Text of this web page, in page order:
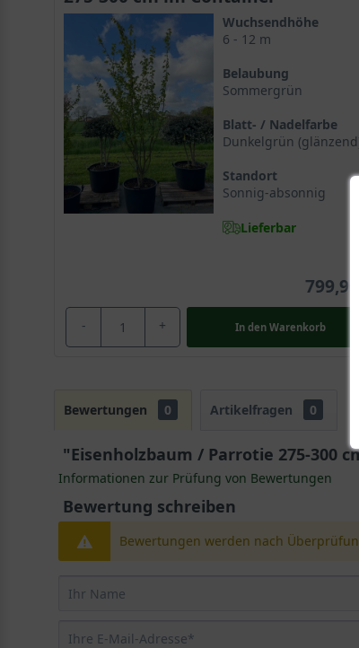
Wuchsendhöhe
6 - 12 m
Belaubung
Sommergrün
Blatt- / Nadelfarbe
Dunkelgrün
Standort
Sonnig-absonnig
Lieferbar
799,90
- + In den Warenkorb
Bewertungen 0 Artikelfragen 0
"Eisenholzbaum / Parrotie 275-300
Informationen zur Prüfung von Bewertungen
Bewertung schreiben
Bewertungen werden nach